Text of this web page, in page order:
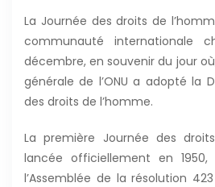
La Journée des droits de
communauté internationale
décembre, en souvenir du jour
générale de l’ONU a adopté la
des droits de l’homme.
La première Journée des
lancée officiellement en 1950,
l’Assemblée de la résolution